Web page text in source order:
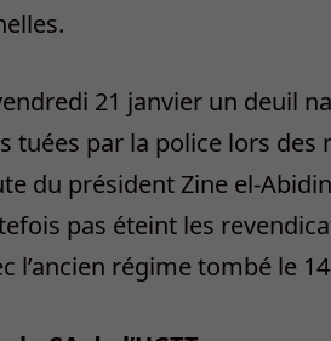
21 janvier un deuil
tuées par la police lors
du président Zine el-
pas éteint les
l’ancien régime tombé le